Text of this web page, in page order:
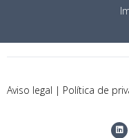
Aviso legal | Política de